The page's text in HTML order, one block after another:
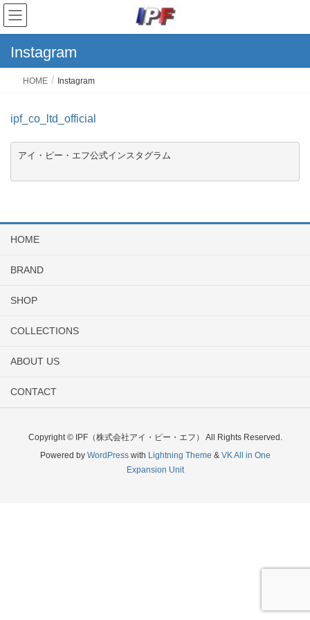
Instagram
HOME Instagram
ipf_co_ltd_official
アイ・ピー・エフ公式インスタグラム
HOME
BRAND
SHOP
COLLECTIONS
ABOUT US
CONTACT
Copyright © IPF（株式会社アイ・ピー・エフ） All Rights Reserved.
Powered by WordPresswith Lightning Theme & VK All in One
Expansion Unit